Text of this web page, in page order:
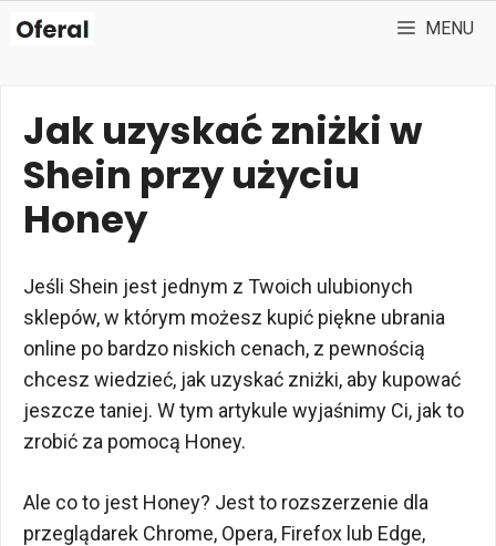
Przejdź
do
MENU
Jak uzyskać zniżki w
Shein przy użyciu
Honey
Jeśli Shein jest jednym z Twoich ulubionych
sklepów, w którym możesz kupić piękne ubrania
online po bardzo niskich cenach, z pewnością
chcesz wiedzieć, jak uzyskać zniżki, aby kupować
jeszcze taniej. W tym artykule wyjaśnimy Ci, jak to
zrobić za pomocą Honey.
Ale co to jest Honey? Jest to rozszerzenie dla
przeglądarek Chrome, Opera, Firefox lub Edge,